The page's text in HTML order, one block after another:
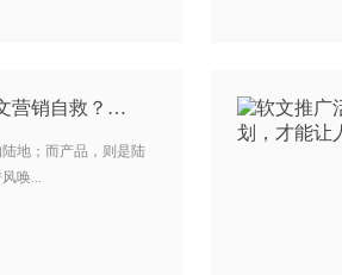
营销自救？…
地；而产品，则是陆
唤...